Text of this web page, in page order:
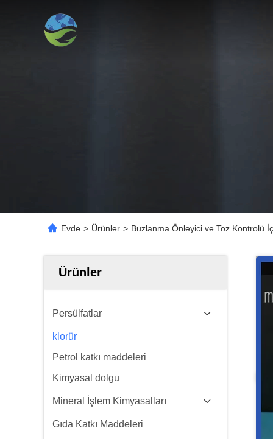
Evde > Ürünler > Buzlanma Önleyici ve Toz Kontrolü
Ürünler
Persülfatlar
klorür
Petrol katkı maddeleri
Kimyasal dolgu
Mineral İşlem Kimyasalları
Gıda Katkı Maddeleri